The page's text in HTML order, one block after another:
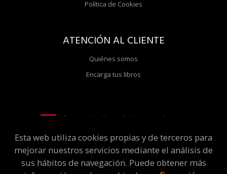
Política de Cookies
ATENCIÓN AL CLIENTE
Quiénes somos
Encarga tus libros
Esta actividad ha recibido una ayuda para la
2026 ©Molar Discos y Libros. Todos los Derechos
Esta web utiliza cookies propias y de terceros para
mejorar nuestros servicios mediante el análisis de
sus hábitos de navegación. Puede obtener más